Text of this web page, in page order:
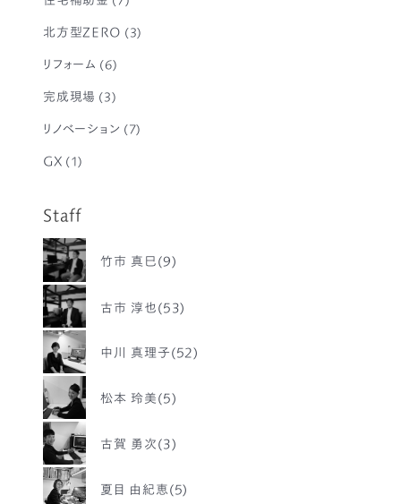
北方型ZERO (3)
リフォーム (6)
完成現場 (3)
リノベーション (7)
GX (1)
Staff
竹市 真巳(9)
古市 淳也(53)
中川 真理子(52)
松本 玲美(5)
古賀 勇次(3)
夏目 由紀恵(5)